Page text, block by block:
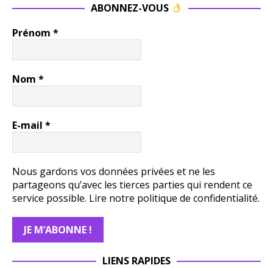
ABONNEZ-VOUS
Prénom *
Nom *
E-mail *
Nous gardons vos données privées et ne les
partageons qu’avec les tierces parties qui rendent ce
service possible. Lire notre politique de confidentialité.
LIENS RAPIDES